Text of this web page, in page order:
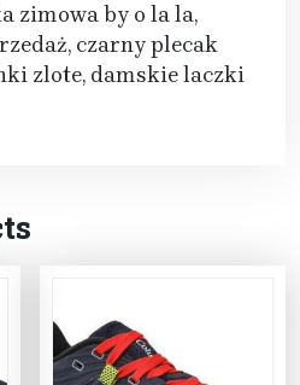
zimowa by o la la,
czarny plecak
zlote, damskie laczki